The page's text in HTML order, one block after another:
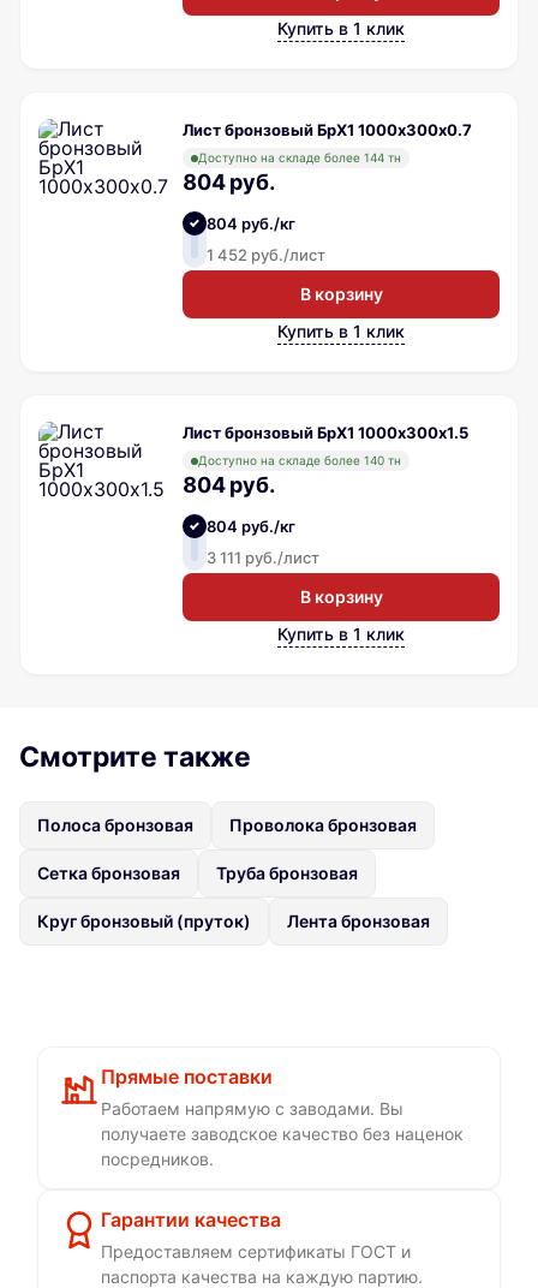
Купить в 1 клик
Лист бронзовый БрХ1 1000х300х0.7
Доступно на складе более 144 тн
804 руб.
804 руб./кг
1 452 руб./лист
В корзину
Купить в 1 клик
Лист бронзовый БрХ1 1000х300х1.5
Доступно на складе более 140 тн
804 руб.
804 руб./кг
3 111 руб./лист
В корзину
Купить в 1 клик
Смотрите также
Полоса бронзовая Проволока бронзовая
Сетка бронзовая Труба бронзовая
Круг бронзовый (пруток) Лента бронзовая
Прямые поставки
Работаем напрямую с заводами. Вы
получаете заводское качество без наценок
посредников.
Гарантии качества
Предоставляем сертификаты ГОСТ и
паспорта качества на каждую партию.